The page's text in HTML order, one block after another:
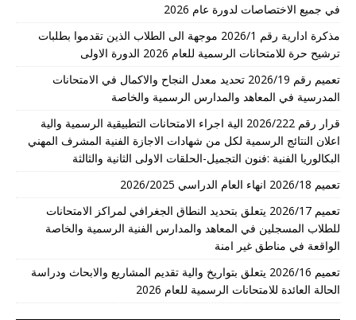
في جميع الاختصاصات لدورة عام 2026
مذكرة ادارية رقم 2026/1 موجهة الى الطلاب الذين تقدموا بطلبات
ترشيح حرة للامتحانات الرسمية للعام 2026 الدورة الاولى
تعميم رقم 2026/19 تحديد معدل النجاح والاكمال في الامتحانات
المدرسية في المعاهد والمدارس الرسمية والخاصة
قرار رقم 2026/222 الية اجراء الامتحانات التطبيقية الرسمية والية
اعلان النتائج الرسمية لكل من شهادات الاجازة الفنية المشرف المهني
البكالوريا الفنية :فنون التجميل-الحلقات الاولى الثانية والثالثة
تعميم 2026/18 انهاء العام الدراسي 2026/2025
تعميم 2026/17 يتعلق بتحديد النطاق الجغرافي لمراكز الامتحانات
للطلاب المسجلين في المعاهد والمدارس الفنية الرسمية والخاصة
الواقعة في مناطق غير امنة
تعميم 2026/16 يتعلق بتواريخ والية تقديم المشاريع والابحاث ودراسة
الحالة العائدة للامتحانات الرسمية للعام 2026